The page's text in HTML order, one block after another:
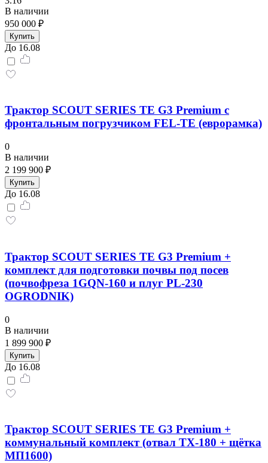
В наличии
950 000 ₽
Купить
До 16.08
Трактор SCOUT SERIES TE G3 Premium с
фронтальным погрузчиком FEL-TE (еврорамка)
0
В наличии
2 199 900 ₽
Купить
До 16.08
Трактор SCOUT SERIES TE G3 Premium +
комплект для подготовки почвы под посев
(почвофреза 1GQN-160 и плуг PL-230
OGRODNIK)
0
В наличии
1 899 900 ₽
Купить
До 16.08
Трактор SCOUT SERIES TE G3 Premium +
коммунальный комплект (отвал TX-180 + щётка
МП1600)